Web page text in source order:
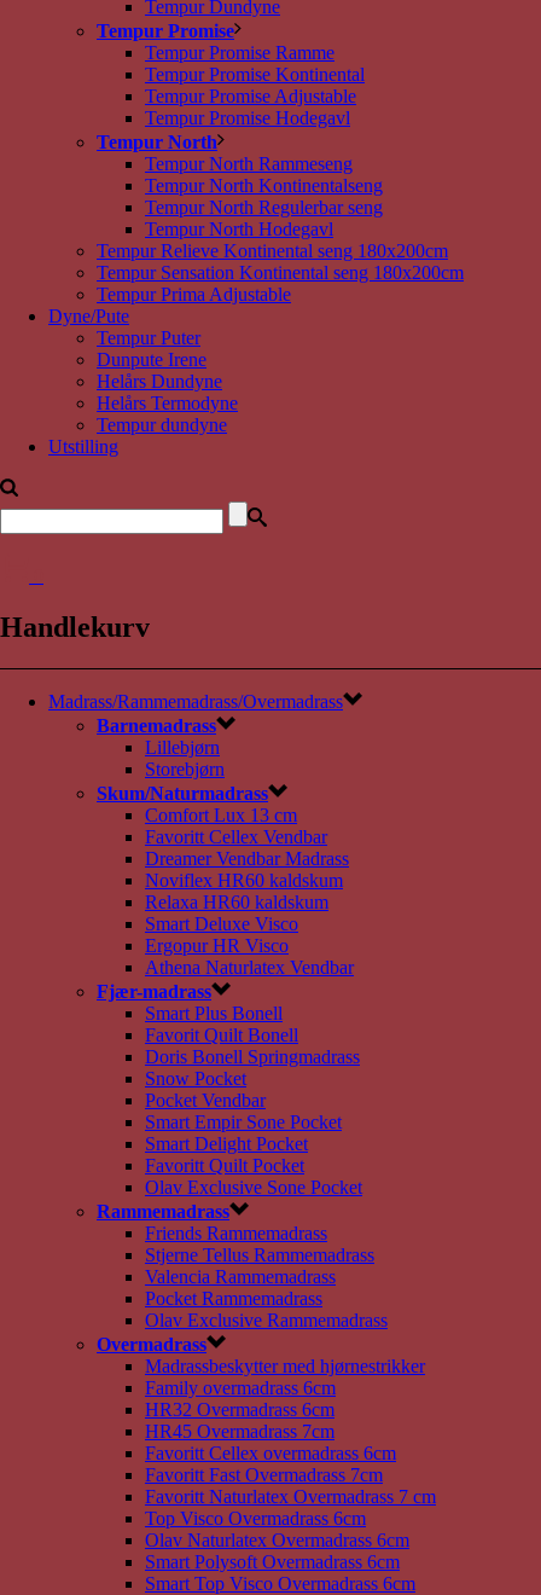
Tempur Dundyne
Tempur Promise
Tempur Promise Ramme
Tempur Promise Kontinental
Tempur Promise Adjustable
Tempur Promise Hodegavl
Tempur North
Tempur North Rammeseng
Tempur North Kontinentalseng
Tempur North Regulerbar seng
Tempur North Hodegavl
Tempur Relieve Kontinental seng 180x200cm
Tempur Sensation Kontinental seng 180x200cm
Tempur Prima Adjustable
Dyne/Pute
Tempur Puter
Dunpute Irene
Helårs Dundyne
Helårs Termodyne
Tempur dundyne
Utstilling
Handlekurv
Madrass/Rammemadrass/Overmadrass
Barnemadrass
Lillebjørn
Storebjørn
Skum/Naturmadrass
Comfort Lux 13 cm
Favoritt Cellex Vendbar
Dreamer Vendbar Madrass
Noviflex HR60 kaldskum
Relaxa HR60 kaldskum
Smart Deluxe Visco
Ergopur HR Visco
Athena Naturlatex Vendbar
Fjær-madrass
Smart Plus Bonell
Favorit Quilt Bonell
Doris Bonell Springmadrass
Snow Pocket
Pocket Vendbar
Smart Empir Sone Pocket
Smart Delight Pocket
Favoritt Quilt Pocket
Olav Exclusive Sone Pocket
Rammemadrass
Friends Rammemadrass
Stjerne Tellus Rammemadrass
Valencia Rammemadrass
Pocket Rammemadrass
Olav Exclusive Rammemadrass
Overmadrass
Madrassbeskytter med hjørnestrikker
Family overmadrass 6cm
HR32 Overmadrass 6cm
HR45 Overmadrass 7cm
Favoritt Cellex overmadrass 6cm
Favoritt Fast Overmadrass 7cm
Favoritt Naturlatex Overmadrass 7 cm
Top Visco Overmadrass 6cm
Olav Naturlatex Overmadrass 6cm
Smart Polysoft Overmadrass 6cm
Smart Top Visco Overmadrass 6cm